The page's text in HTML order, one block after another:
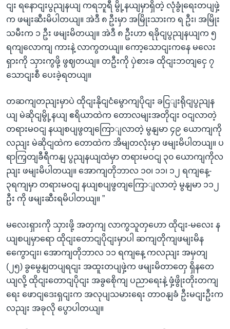
ငျး ရနောငျးပွညျနယျ ကရဘူရီ မွို့နယျမှာရှိတဲ့ လုံခွုံရေးတပျဖှဲ့
က ဖမျးဆီးမိပါတယျ။ အဲဒီ ၈ ဦးမှာ အမြိုးသားက ရ ဦး၊ အမြိုး
သမီးက ၁ ဦး ဖမျးမိတယျ။ အဲဒီ ၈ ဦးဟာ ရခိုငျပွညျနယျက ၅
ရကျလောကျ ကားနဲ့ လာကွတယျ။ ကော့သောငျးကနေ မလေး
ရှားကို သှားကွဖို့ ဖွဈတယျ။ တဦးကို ပှဲစားခ ထိုငျးဘတျငှေ ၇
သောငျးစီ ပေးခဲ့ရတယျ။
တဆကျတညျးမှာပဲ ထိုငျးနိုငျငံမွောကျပိုငျး ခငြျးရိုငျပွညျန
ယျ မဲဆိုငျမွို့နယျ ဧရိယာထဲက တောလမျးအတိုငျး ဝငျလာတဲ့
တရားမဝငျ နယျစပျဖွတျကြောျလာတဲ့ မွနျမာ ၄၉ ယောကျကို
လညျး မဲဆိုငျထဲက တောထဲက အိမျတလုံးမှာ ဖမျးမိပါတယျ။ ပ
ရာကြှတျခီရီကနျ ပွညျနယျထဲမှာ တရားမဝငျ ၃၀ ယောကျကိုလ
ညျး ဖမျးမိပါတယျ။ အောကျတိုဘာလ ၁၀၊ ၁၁၊ ၁၂ ရကျနေ့-
၃ရကျမှာ တရားမဝငျ နယျစပျဖွတျကြောျလာတဲ့ မွနျမာ ၁၁၂
ဦး ကို ဖမျးဆီးရမိပါတယျ။ ”
မလေးရှားကို သှားဖို့ အတှကျ လာကွသူတှဟော ထိုငျး-မလေး န
ယျစပျမှာရော ထိုငျးတောငျပိုငျးမှာပါ ဆကျတိုကျဖမျးမိန
ကွေောငျး၊ အောကျတိုဘာလ ၁၁ ရကျနေ့ ကလညျး အမှတျ
(၂၅) ခွမွေနျတပျရငျး အထူးတပျဖှဲ့က ဖမျးမိတာတှေ ရှိနတေ
ယျလို့ ထိုငျးတောငျပိုငျး အခွစေိုကျ ပညာရေးနဲ့ ဖှံ့ဖွိုးတိုးတကျ
ရေး ဖောငျဒေးရှငျးက အလုပျသမားရေး တာဝနျခံ ဦးမငျးဦးက
လညျး အခုလို ပွောပါတယျ။